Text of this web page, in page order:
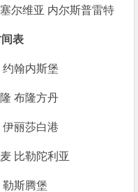
尔维亚 内尔斯普雷特
表
翰内斯堡
布隆方丹
丽莎白港
比勒陀利亚
斯腾堡